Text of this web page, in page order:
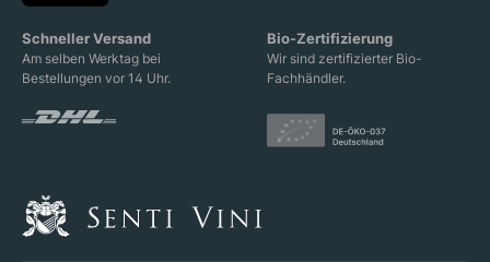
Schneller Versand
Am selben Werktag bei
Bestellungen vor 14 Uhr.
Bio-Zertifizierung
Wir sind zertifizierter Bio-
Fachhändler.